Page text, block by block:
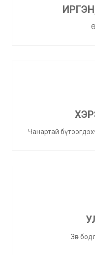
Чанартай
Зөв